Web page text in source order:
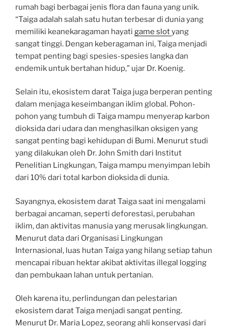
rumah bagi berbagai jenis flora dan fauna yang unik.
“Taiga adalah salah satu hutan terbesar di dunia yang
memiliki keanekaragaman hayati game slotyang
sangat tinggi. Dengan keberagaman ini, Taiga menjadi
tempat penting bagi spesies-spesies langka dan
endemik untuk bertahan hidup,” ujar Dr. Koenig.
Selain itu, ekosistem darat Taiga juga berperan penting
dalam menjaga keseimbangan iklim global. Pohon-
pohon yang tumbuh di Taiga mampu menyerap karbon
dioksida dari udara dan menghasilkan oksigen yang
sangat penting bagi kehidupan di Bumi. Menurut studi
yang dilakukan oleh Dr. John Smith dari Institut
Penelitian Lingkungan, Taiga mampu menyimpan lebih
dari 10% dari total karbon dioksida di dunia.
Sayangnya, ekosistem darat Taiga saat ini mengalami
berbagai ancaman, seperti deforestasi, perubahan
iklim, dan aktivitas manusia yang merusak lingkungan.
Menurut data dari Organisasi Lingkungan
Internasional, luas hutan Taiga yang hilang setiap tahun
mencapai ribuan hektar akibat aktivitas illegal logging
dan pembukaan lahan untuk pertanian.
Oleh karena itu, perlindungan dan pelestarian
ekosistem darat Taiga menjadi sangat penting.
Menurut Dr. Maria Lopez, seorang ahli konservasi dari